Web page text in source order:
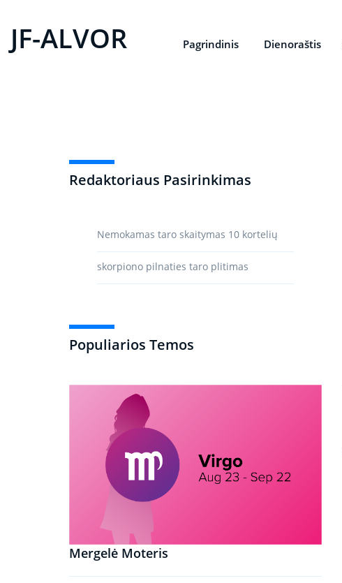
JF-ALVOR Pagrindinis Dienoraštis
Redaktoriaus Pasirinkimas
Nemokamas taro skaitymas 10 kortelių
skorpiono pilnaties taro plitimas
Populiarios Temos
Mergelė Moteris